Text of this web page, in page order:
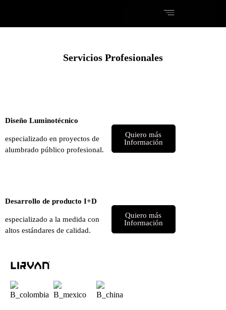
Servicios Profesionales
Diseño Luminotécnico
especializado en proyectos de
alumbrado público profesional.
Quiero más
Información
Desarrollo de producto I+D
especializado a la medida con
altos estándares de calidad.
Quiero más
Información